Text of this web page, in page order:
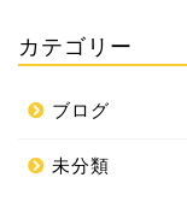
カテゴリー
ブログ
未分類